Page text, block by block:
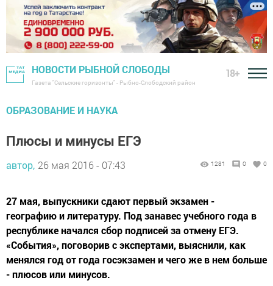
НОВОСТИ РЫБНОЙ СЛОБОДЫ
Газета "Сельские горизонты" - Рыбно-Слободский район
18+
ОБРАЗОВАНИЕ И НАУКА
Плюсы и минусы ЕГЭ
автор, 26 мая 2016 - 07:43 1281 0 0
27 мая, выпускники сдают первый экзамен -
географию и литературу. Под занавес учебного года в
республике начался сбор подписей за отмену ЕГЭ.
«События», поговорив с экспертами, выяснили, как
менялся год от года госэкзамен и чего же в нем больше
- плюсов или минусов.